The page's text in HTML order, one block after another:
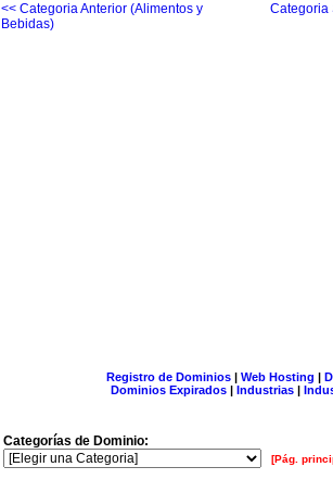
<< Categoria Anterior (Alimentos y
Bebidas)
Categoria
Registro de Dominios| Web Hosting |
Dominios Expirados | Industrias |
Categorías de Dominio:
[Pág.